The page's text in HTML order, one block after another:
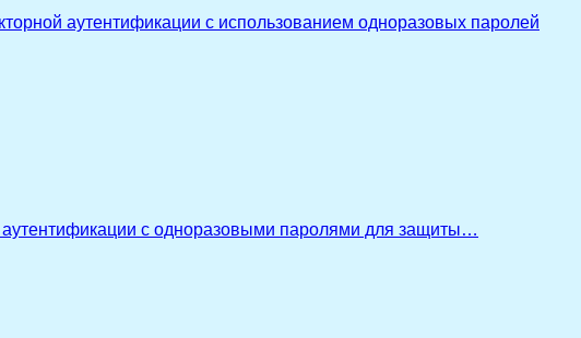
аутентификации с использованием одноразовых паролей
с одноразовыми паролями для защиты…